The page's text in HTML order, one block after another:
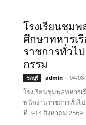
โรงเรียนชุม
ศึกษาทหารเ
ราชการทั่วไ
กรรม
ชลบุรี admin - 04/
โรงเรียนชุมพลทหาร
พนักงานราชการทั่วไ
ที่ 3-14 สิงหาคม 2569